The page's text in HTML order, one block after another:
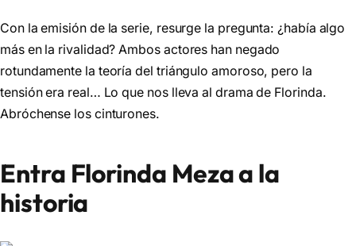
Con la emisión de la serie, resurge la pregunta: ¿había algo
más en la rivalidad? Ambos actores han negado
rotundamente la teoría del triángulo amoroso, pero la
tensión era real… Lo que nos lleva al drama de Florinda.
Abróchense los cinturones.
Entra Florinda Meza a la
historia